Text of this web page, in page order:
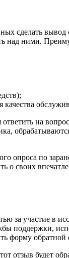
сделать
над ними.
на
опроса по
о своих
за участие в
поддержки,
форму обратной
отзыв будет